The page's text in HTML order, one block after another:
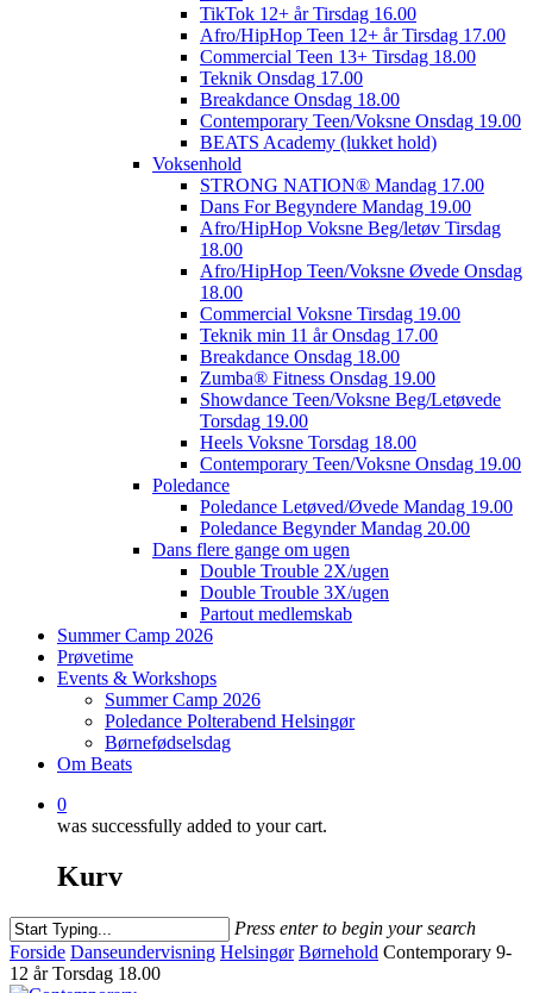
TikTok 12+ år Tirsdag 16.00
Afro/HipHop Teen 12+ år Tirsdag 17.00
Commercial Teen 13+ Tirsdag 18.00
Teknik Onsdag 17.00
Breakdance Onsdag 18.00
Contemporary Teen/Voksne Onsdag 19.00
BEATS Academy (lukket hold)
Voksenhold
STRONG NATION® Mandag 17.00
Dans For Begyndere Mandag 19.00
Afro/HipHop Voksne Beg/letøv Tirsdag
18.00
Afro/HipHop Teen/Voksne Øvede Onsdag
18.00
Commercial Voksne Tirsdag 19.00
Teknik min 11 år Onsdag 17.00
Breakdance Onsdag 18.00
Zumba® Fitness Onsdag 19.00
Showdance Teen/Voksne Beg/Letøvede
Torsdag 19.00
Heels Voksne Torsdag 18.00
Contemporary Teen/Voksne Onsdag 19.00
Poledance
Poledance Letøved/Øvede Mandag 19.00
Poledance Begynder Mandag 20.00
Dans flere gange om ugen
Double Trouble 2X/ugen
Double Trouble 3X/ugen
Partout medlemskab
Summer Camp 2026
Prøvetime
Events & Workshops
Summer Camp 2026
Poledance Polterabend Helsingør
Børnefødselsdag
Om Beats
0
was successfully added to your cart.
Kurv
Press enter to begin your search
Close
Search
Forside Danseundervisning Helsingør Børnehold Contemporary 9-
12 år Torsdag 18.00